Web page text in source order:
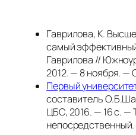
Гаврилова, К.
самый
Гаврилова //
2012. — 8 ноября. —
Первый
составитель
ЦБС, 2016. — 16 с. —
непосредственный.